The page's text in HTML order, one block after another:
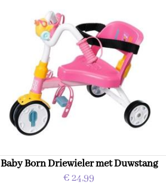
Baby Born Driewieler met Duwstang
€ 24,99